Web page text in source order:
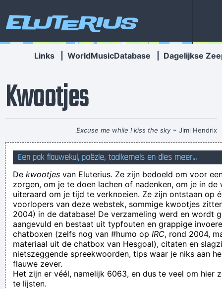
Eluterius
Links WorldMusicDatabase Dagelijkse
Kwootjes
Excuse me while I kiss the sky ~ Jimi Hendrix
Wat is er meer verdacht dan een vrouw die gaat solden-
Shoppen en met niks thuiskomt?
hoe "ik heb nog geen bier gedronken vandaag" ?? Schaam je
je niet?
leuk ze zulen ook honger gehad heben en als je honger hebd
en niet kunt betallen zoals deze wezens dan neem je het
toch zezker even zelf want deze twee kenen geen geld
Het zou mooi zijn mocht ik de plooien die de tijd heeft
gevormd gewoon kunnen gladstrijken. Ik voel me de laatste
tijd namelijk niet zo comfortabel tussen al die kreuken.
Een pak flauwekul, poëzie, taalkemels en dies meer...
De kwootjes van Eluterius. Ze zijn bedoeld om voor
zorgen, om je te doen lachen of nadenken, om je in de
uiteraard om je tijd te verknoeien. Ze zijn ontstaan op
voorlopers van deze webstek, sommige kwootjes
2004) in de database! De verzameling werd en wordt
aangevuld en bestaat uit typfouten en grappige
chatboxen (zelfs nog van #humo op IRC, rond 2004,
materiaal uit de chatbox van Hesgoal), citaten en
nietszeggende spreekwoorden, tips waar je niks aan
flauwe zever.
Het zijn er véél, namelijk 6063, en dus te veel om hier
te lijsten.